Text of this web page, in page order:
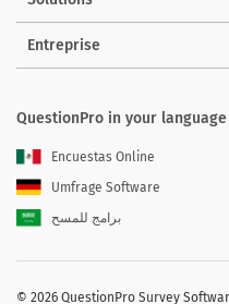
Entreprise
QuestionPro in your language
Encuestas Online
Umfrage Software
برامج للمسح
© 2026 QuestionPro Survey